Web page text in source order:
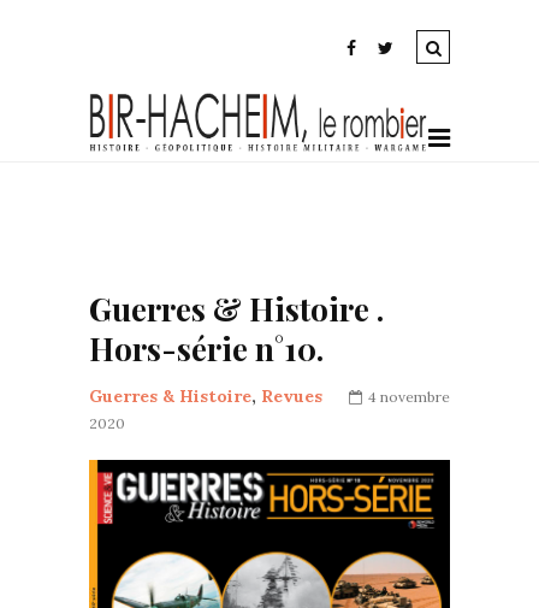
Guerres & Histoire .
Hors-série n°10.
Guerres & Histoire, Revues
4 novembre
2020